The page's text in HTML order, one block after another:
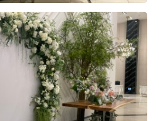
+8
가장 우선순위로본게 1.가격 2.음식 3.
홀 등등 여러군데 검색하고 알아보다가
간순간 디지니공주가 되버릴것만같은